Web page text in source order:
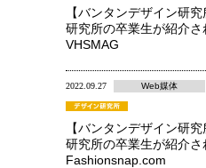
【バンタンデザイン研
研究所の卒業生が紹介
VHSMAG
2022.09.27 Web媒体
【バンタンデザイン研
研究所の卒業生が紹介
Fashionsnap.com